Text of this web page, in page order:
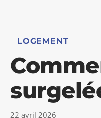
LOGEMENT
22 avril 2026